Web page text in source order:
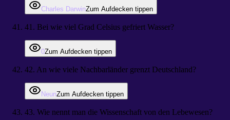
Charles DarwinZum Aufdecken tippen
41 . Bei wie viel Grad Celsius gefriert Wasser?
0Zum Aufdecken tippen
42. An wie viele Nachbarländer grenzt Deutschland?
NeunZum Aufdecken tippen
43. Wie nennt man die Wissenschaft von den Lebewesen?